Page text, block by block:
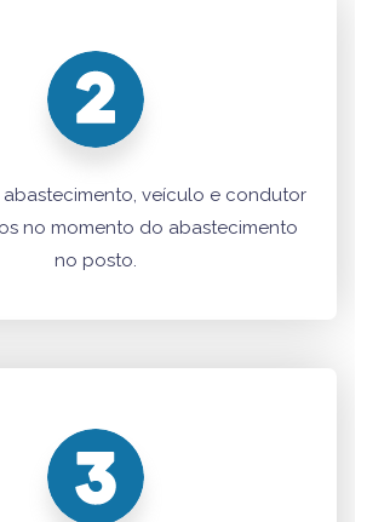
veículo e condutor
no momento do abastecimento
no posto.